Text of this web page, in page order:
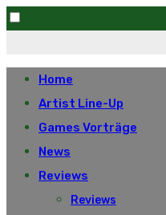
to
content
Home
Artist Line-Up
Games Vorträge
News
Reviews
Reviews